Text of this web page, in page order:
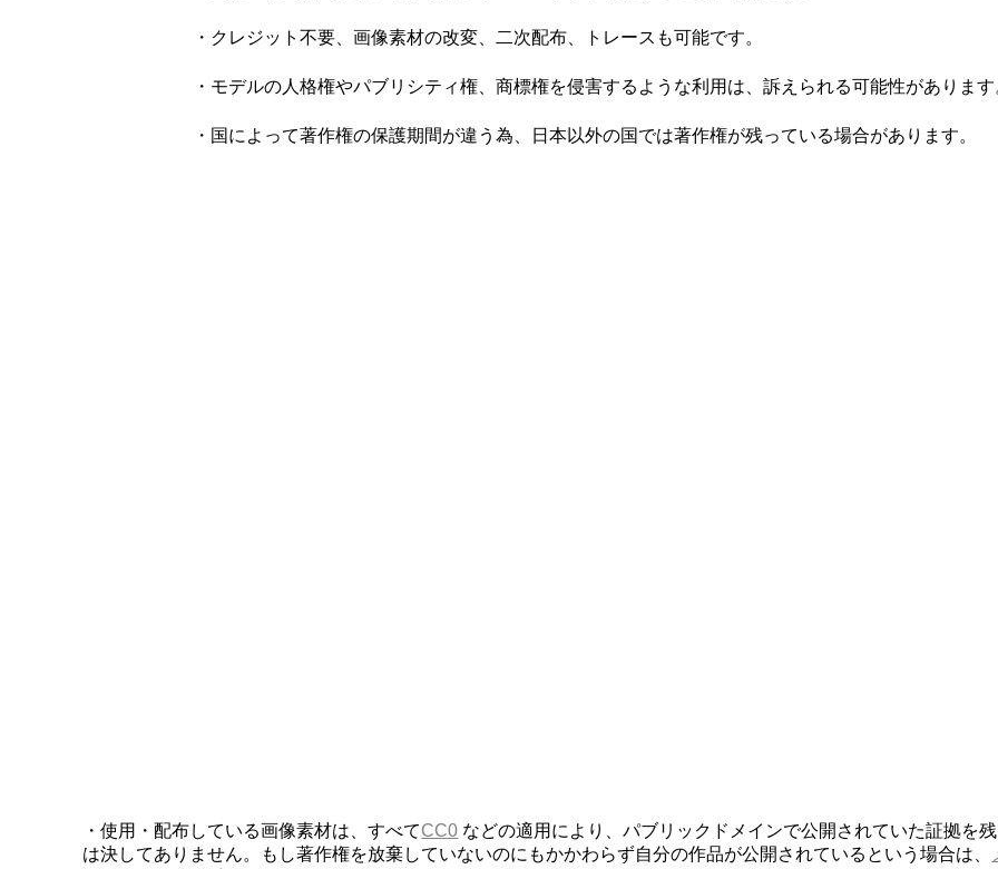
・クレジット不要、画像素材の改変、二次配布、トレースも可能です。
・モデルの人格権やパブリシティ権、商標権を侵害するような利用は、訴えられる可能性がありま
・国によって著作権の保護期間が違う為、日本以外の国では著作権が残っている場合があります。
・使用・配布している画像素材は、すべてCC0 などの適用により、パブリックドメインで公開されていた証拠を
は決してありません。もし著作権を放棄していないのにもかかわらず自分の作品が公開されているという場合は、